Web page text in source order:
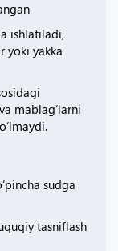
ishlatiladi,
yoki yakka
mablag‘larni
sudga
tasniflash